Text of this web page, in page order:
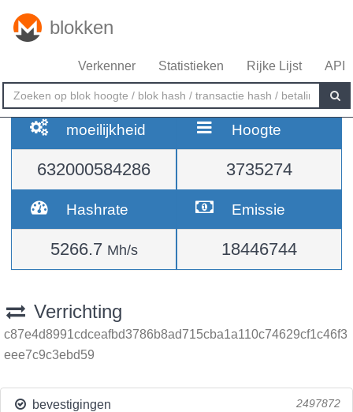
blokken
Verkenner Statistieken Rijke Lijst API
moeilijkheid
632000584286
Hoogte
3735274
Hashrate
5266.7 Mh/s
Emissie
18446744
Verrichting
c87e4d8991cdceafbd3786b8ad715cba1a110c74629cf1c46f3
eee7c9c3ebd59
bevestigingen 2497872